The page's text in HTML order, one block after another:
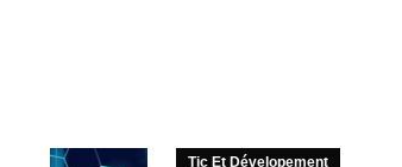
Tic Et Dévelopement